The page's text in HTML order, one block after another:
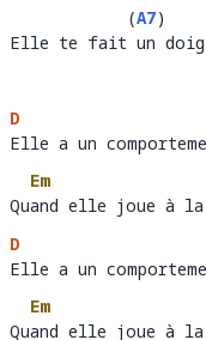
Elle te fait
(A7)
un
Elle te fait un
D
Elle a un
Elle a un
Qu
Em
and elle joue à la
Quand elle joue à
D
Elle a un
Elle a un
Em
Quand elle joue à